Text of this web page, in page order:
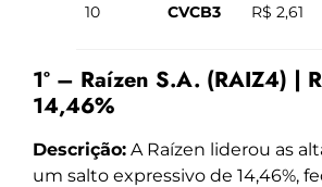
10
CVCB3 R$ 2,61
1º – Raízen S.A. (RAIZ4) |
14,46%
Descrição: A Raízen liderou as
um salto expressivo de 14,46%,